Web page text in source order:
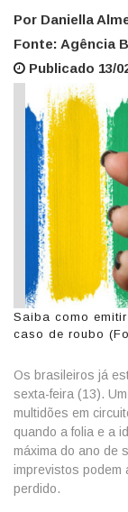
Por Daniella
Fonte: Agência
Publicado 13/
Saiba como
caso de roubo
Os brasileiros já
sexta-feira (13).
multidões em
quando a folia e a
máxima do ano de
imprevistos podem
perdido.